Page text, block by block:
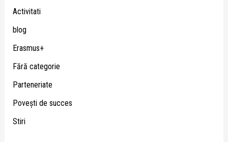
Activitati
blog
Erasmus+
Fără categorie
Parteneriate
Poveşti de succes
Stiri